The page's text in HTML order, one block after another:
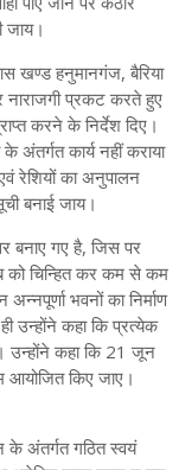
जाय।
खण्ड हनुमानगंज, बैरिया
नाराजगी प्रकट करते हुए
करने के निर्देश दिए।
अंतर्गत कार्य नहीं कराया
रेशियों का अनुपालन
बनाई जाय।
गए है, जिस पर
को चिन्हित कर कम से कम
भवनों का निर्माण
उन्होंने कहा कि प्रत्येक
उन्होंने कहा कि 21 जून
आयोजित किए जाए।
के अंतर्गत गठित स्वयं